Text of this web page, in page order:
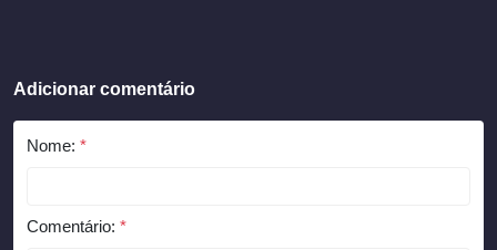
Adicionar comentário
Nome: *
Comentário: *